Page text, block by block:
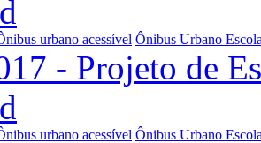
urbano acessível Ônibus Urbano
- Projeto de
urbano acessível Ônibus Urbano